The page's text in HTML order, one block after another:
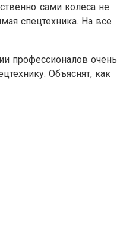
сами колеса не
спецтехника. На все
профессионалов очень
Объяснят, как